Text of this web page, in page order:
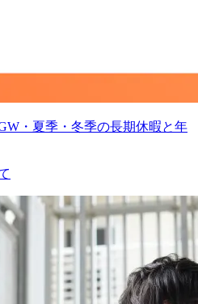
・夏季・冬季の長期休暇と年